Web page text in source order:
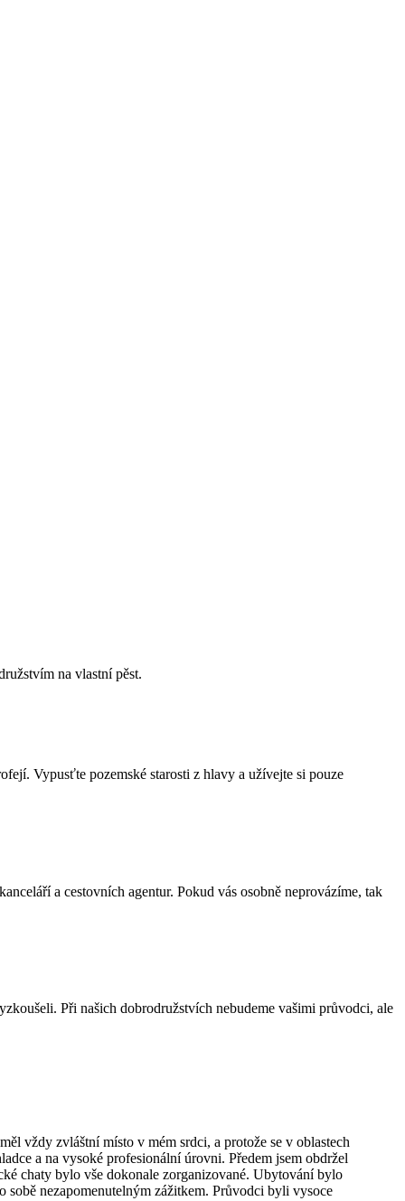
na vlastní pěst.
Vypusťte pozemské starosti z hlavy a užívejte si pouze
a cestovních agentur. Pokud vás osobně neprovázíme, tak
Při našich dobrodružstvích nebudeme vašimi průvodci, ale
vždy zvláštní místo v mém srdci, a protože se v oblastech
a na vysoké profesionální úrovni. Předem jsem obdržel
chaty bylo vše dokonale zorganizované. Ubytování bylo
nezapomenutelným zážitkem. Průvodci byli vysoce